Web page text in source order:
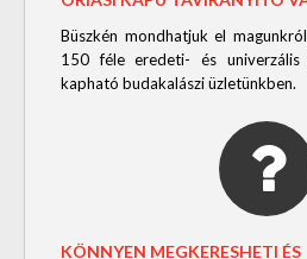
Büszkén mondhatjuk el
150 féle eredeti- és univerzális
kapható budakalászi üzletünkben.
KÖNNYEN MEGKERESHETI ÉS